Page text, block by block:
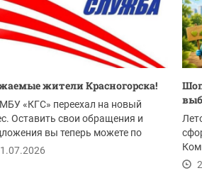
жители Красногорска!
«КГС» переехал на новый
Оставить свои обращения и
вы теперь можете по